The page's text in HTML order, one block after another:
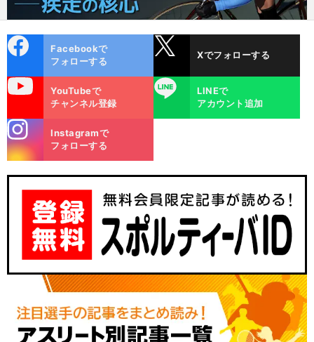
ok
Facebookで
フォローする
Xでフォローする
YouTubeで
チャンネル登録
LINE
LINEで
アカウント追加
m
Instagramで
フォローする